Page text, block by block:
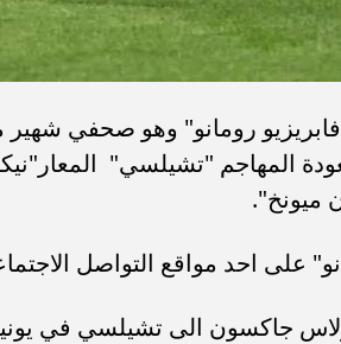
رومانو" وهو صحفي
المهاجم "تشيلسي"
ميونخ".
على احد مواقع التواصل
جاكسون الى تشيلسي في